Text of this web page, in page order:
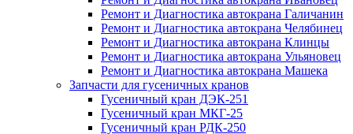
Ремонт и Диагностика автокрана Галичанин
Ремонт и Диагностика автокрана Челябинец
Ремонт и Диагностика автокрана Клинцы
Ремонт и Диагностика автокрана Ульяновец
Ремонт и Диагностика автокрана Машека
Запчасти для гусеничных кранов
Гусеничный кран ДЭК-251
Гусеничный кран МКГ-25
Гусеничный кран РДК-250